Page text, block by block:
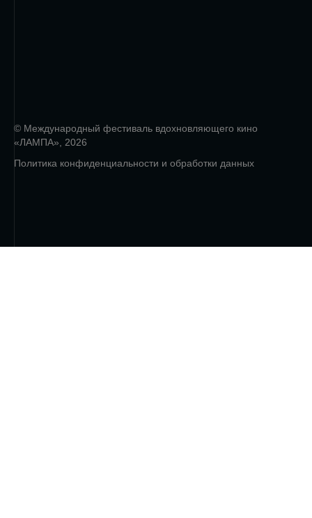
© Международный фестиваль вдохновляющего кино
«ЛАМПА», 2026
Политика конфиденциальности и обработки данных